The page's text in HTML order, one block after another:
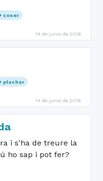
coser
14 de junio de 2018
plachar
14 de junio de 2018
i s'ha de treure la
ho sap i pot fer?